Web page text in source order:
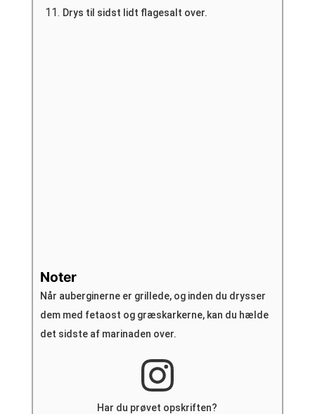
Drys til sidst lidt flagesalt over.
Noter
Når auberginerne er grillede, og inden du drysser
dem med fetaost og græskarkerne, kan du hælde
det sidste af marinaden over.
Har du prøvet opskriften?